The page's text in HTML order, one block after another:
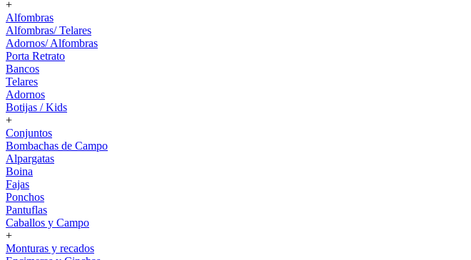
+
Alfombras
Alfombras/ Telares
Adornos/ Alfombras
Porta Retrato
Bancos
Telares
Adornos
Botijas / Kids
+
Conjuntos
Bombachas de Campo
Alpargatas
Boina
Fajas
Ponchos
Pantuflas
Caballos y Campo
+
Monturas y recados